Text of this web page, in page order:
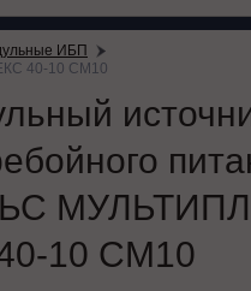
ИБП
40-10 СМ10
10 СМ10